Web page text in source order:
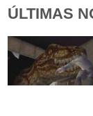
ÚLTIMAS